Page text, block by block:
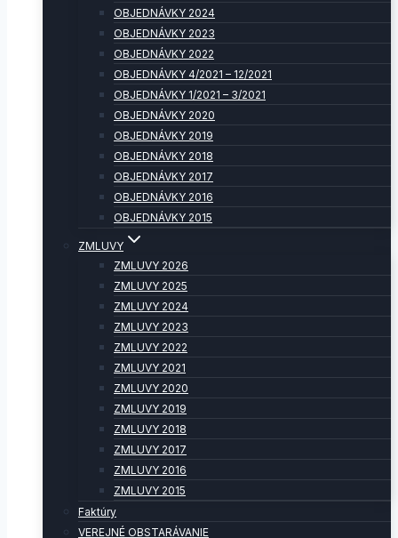
OBJEDNÁVKY 2024
OBJEDNÁVKY 2023
OBJEDNÁVKY 2022
OBJEDNÁVKY 4/2021 – 12/2021
OBJEDNÁVKY 1/2021 – 3/2021
OBJEDNÁVKY 2020
OBJEDNÁVKY 2019
OBJEDNÁVKY 2018
OBJEDNÁVKY 2017
OBJEDNÁVKY 2016
OBJEDNÁVKY 2015
ZMLUVY
ZMLUVY 2026
ZMLUVY 2025
ZMLUVY 2024
ZMLUVY 2023
ZMLUVY 2022
ZMLUVY 2021
ZMLUVY 2020
ZMLUVY 2019
ZMLUVY 2018
ZMLUVY 2017
ZMLUVY 2016
ZMLUVY 2015
Faktúry
VEREJNÉ OBSTARÁVANIE